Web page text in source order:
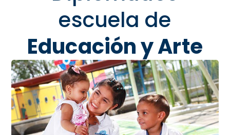
escuela de
Educación y Arte